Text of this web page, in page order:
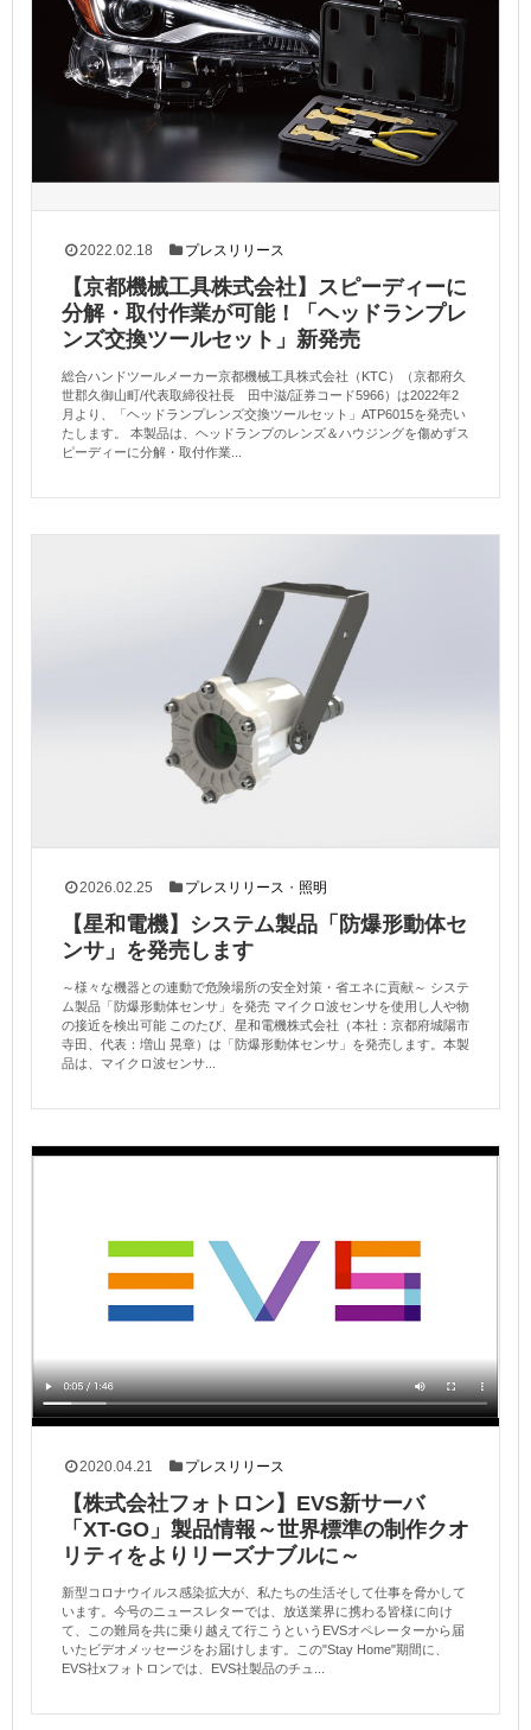
2022.02.18 プレスリリース
【京都機械工具株式会社】スピーディーに
分解・取付作業が可能！「ヘッドランプレ
ンズ交換ツールセット」新発売
総合ハンドツールメーカー京都機械工具株式会社（KTC）（京都府久
世郡久御山町/代表取締役社長 田中滋/証券コード5966）は2022年2
月より、「ヘッドランプレンズ交換ツールセット」ATP6015を発売い
たします。 本製品は、ヘッドランプのレンズ＆ハウジングを傷めずス
ピーディーに分解・取付作業...
2026.02.25 プレスリリース ・ 照明
【星和電機】システム製品「防爆形動体セ
ンサ」を発売します
～様々な機器との連動で危険場所の安全対策・省エネに貢献～ システ
ム製品「防爆形動体センサ」を発売 マイクロ波センサを使用し人や物
の接近を検出可能 このたび、星和電機株式会社（本社：京都府城陽市
寺田、代表：増山 晃章）は「防爆形動体センサ」を発売します。本製
品は、マイクロ波センサ...
2020.04.21 プレスリリース
【株式会社フォトロン】EVS新サーバ
「XT-GO」製品情報～世界標準の制作クオ
リティをよりリーズナブルに～
新型コロナウイルス感染拡大が、私たちの生活そして仕事を脅かして
います。今号のニュースレターでは、放送業界に携わる皆様に向け
て、この難局を共に乗り越えて行こうというEVSオペレーターから届
いたビデオメッセージをお届けします。この"Stay Home"期間に、
EVS社xフォトロンでは、EVS社製品のチュ...